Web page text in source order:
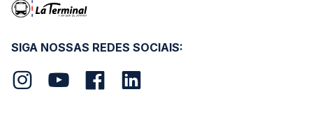
SIGA NOSSAS REDES SOCIAIS: